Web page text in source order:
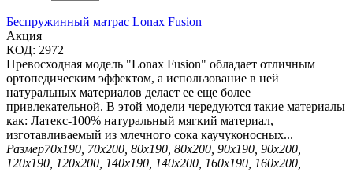
Беспружинный матрас Lonax Fusion
Aкция
КОД: 2972
Превосходная модель "Lonax Fusion" обладает отличным
ортопедическим эффектом, а использование в ней
натуральных материалов делает ее еще более
привлекательной. В этой модели чередуются такие материалы
как: Латекс-100% натуральный мягкий материал,
изготавливаемый из млечного сока каучуконосных...
Размер70х190, 70х200, 80х190, 80х200, 90х190, 90х200,
120х190, 120х200, 140х190, 140х200, 160х190, 160х200,